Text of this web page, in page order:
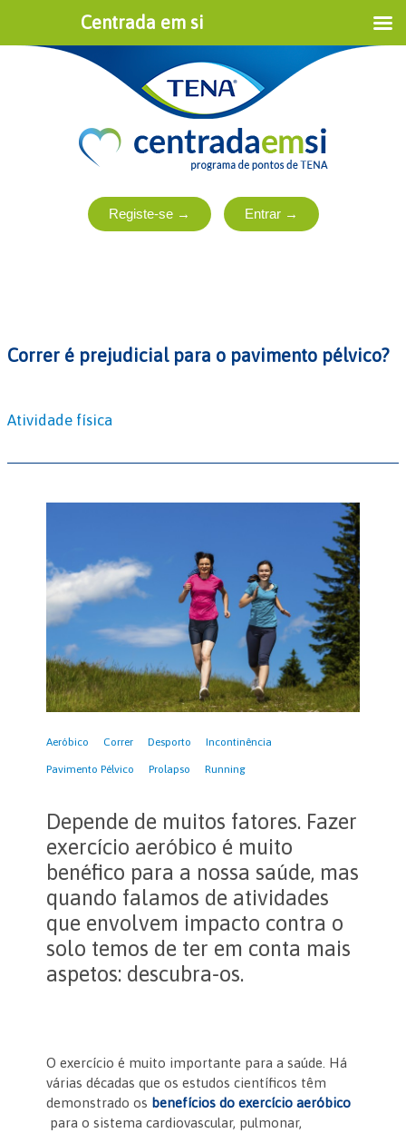
Correr é prejudicial para o pavimento pélvico?
Atividade física
Aeróbico Correr Desporto Incontinência
Pavimento Pélvico Prolapso Running
Depende de muitos fatores. Fazer
exercício aeróbico é muito
benéfico para a nossa saúde, mas
quando falamos de atividades
que envolvem impacto contra o
solo temos de ter em conta mais
aspetos: descubra-os.
O exercício é muito importante para a saúde. Há
várias décadas que os estudos científicos têm
demonstrado os benefícios do exercício aeróbico
para o sistema cardiovascular, pulmonar,
Centrada em si